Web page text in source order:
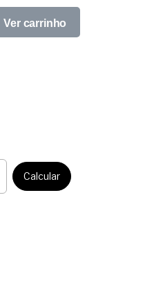
Ver carrinho
Calcular